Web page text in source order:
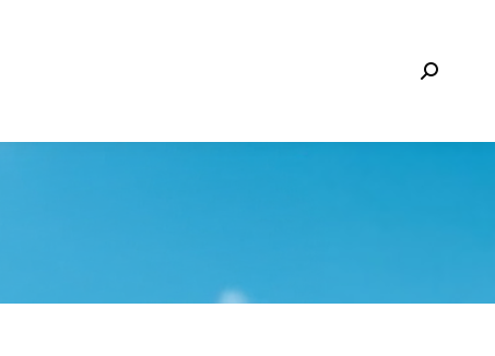
Recherche